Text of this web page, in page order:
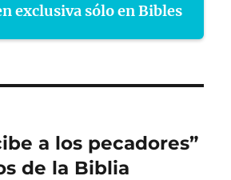
exclusiva sólo en Bibles
a los pecadores”
de la Biblia